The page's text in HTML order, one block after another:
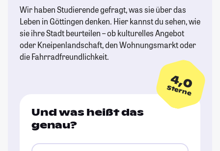
Wir haben Studierende gefragt, was sie über das
Leben in Göttingen denken. Hier kannst du sehen, wie
sie ihre Stadt beurteilen – ob kulturelles Angebot
oder Kneipenlandschaft, den Wohnungsmarkt oder
die Fahrradfreundlichkeit.
4,0
Sterne
Und was heißt das
genau?